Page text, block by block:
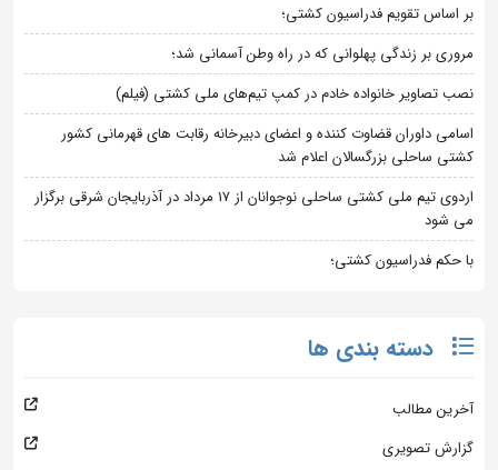
بر اساس تقویم فدراسیون کشتی؛
مروری بر زندگی پهلوانی که در راه وطن آسمانی شد؛
نصب تصاویر خانواده خادم در کمپ تیم‌های ملی کشتی (فیلم)
اسامی داوران قضاوت کننده و اعضای دبیرخانه رقابت های قهرمانی کشور
کشتی ساحلی بزرگسالان اعلام شد
اردوی تیم ملی کشتی ساحلی نوجوانان از 17 مرداد در آذربایجان شرقی برگزار
می شود
با حکم فدراسیون کشتی؛
دسته بندی ها
آخرین مطالب
گزارش تصویری